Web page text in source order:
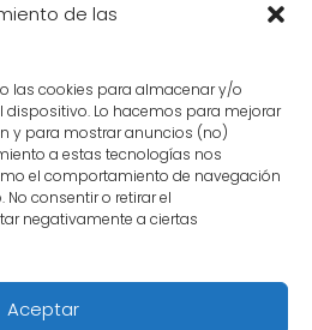
de las
las cookies para almacenar y/o
dispositivo. Lo hacemos para mejorar
y para mostrar anuncios (no)
a estas tecnologías nos
el comportamiento de navegación
No consentir o retirar el
negativamente a ciertas
Aceptar
Ball Z, hay una
personajes con
extraordinarios. Desde
comoGokuyVegeta
comoFreezery
constantemente
épicas donde su
puestas a prueba.
hay personajes que se